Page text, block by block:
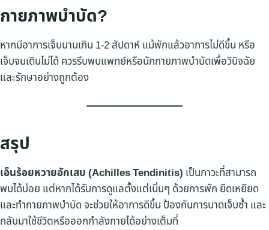
กายภาพบำบัด?
หากมีอาการเจ็บนานเกิน 1-2 สัปดาห์ แม้พักแล้วอาการไม่ดีขึ้น หรือ
เจ็บจนเดินไม่ได้ ควรรีบพบแพทย์หรือนักกายภาพบำบัดเพื่อวินิจฉัย
และรักษาอย่างถูกต้อง
สรุป
เอ็นร้อยหวายอักเสบ (Achilles Tendinitis) เป็นภาวะที่สามารถ
พบได้บ่อย แต่หากได้รับการดูแลตั้งแต่เนิ่นๆ ด้วยการพัก ยืดเหยียด
และทำกายภาพบำบัด จะช่วยให้อาการดีขึ้น ป้องกันการบาดเจ็บซ้ำ และ
กลับมาใช้ชีวิตหรือออกกำลังกายได้อย่างเต็มที่